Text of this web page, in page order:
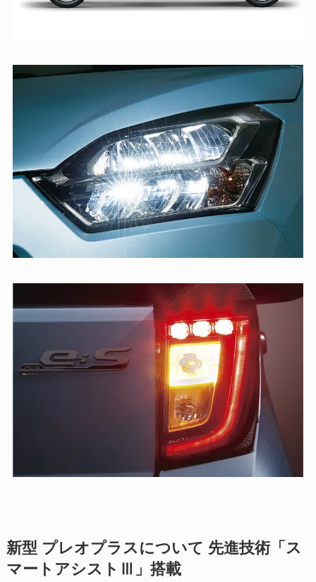
新型 プレオプラスについて 先進技術「ス
マートアシストⅢ」搭載